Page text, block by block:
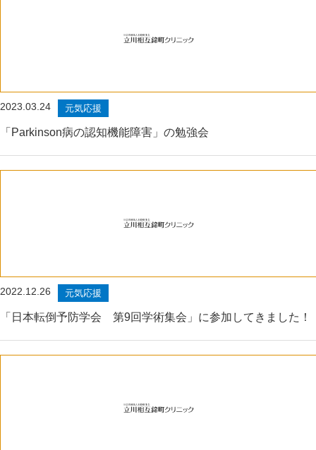
2023.03.24 元気応援
「Parkinson病の認知機能障害」の勉強会
2022.12.26 元気応援
「日本転倒予防学会 第9回学術集会」に参加してきました！